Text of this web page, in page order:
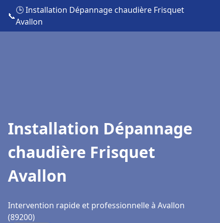
📞
🕒 Installation Dépannage chaudière Frisquet
Avallon
Installation Dépannage
chaudière Frisquet
Avallon
Intervention rapide et professionnelle à Avallon
(89200)